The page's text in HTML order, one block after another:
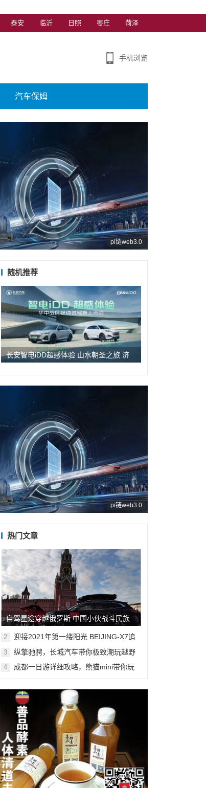
泰安 临沂 日照 枣庄 菏泽
手机浏览
汽车保姆
pi链web3.0
随机推荐
长安智电iDD超感体验 山水朝圣之旅 济
市会
pi链web3.0
热门文章
自驾星途穿越俄罗斯 中国小伙战斗民族
旅行记
2
迎接2021年第一缕阳光 BEIJING-X7追
3 纵擎驰骋，长城汽车带你极致潮玩越野
4
成都一日游详细攻略，熊猫mini带你玩